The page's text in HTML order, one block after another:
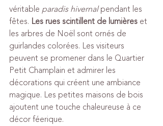
véritable paradis hivernal pendant les
fêtes. Les rues scintillent de lumières et
les arbres de Noël sont ornés de
guirlandes colorées. Les visiteurs
peuvent se promener dans le Quartier
Petit Champlain et admirer les
décorations qui créent une ambiance
magique. Les petites maisons de bois
ajoutent une touche chaleureuse à ce
décor féerique.